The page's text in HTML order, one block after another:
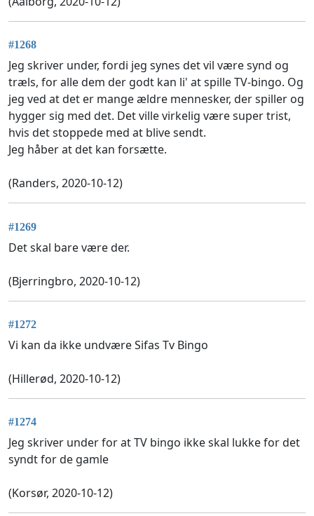
#1268
Jeg skriver under, fordi jeg synes det vil være synd og
træls, for alle dem der godt kan li' at spille TV-bingo. Og
jeg ved at det er mange ældre mennesker, der spiller og
hygger sig med det. Det ville virkelig være super trist,
hvis det stoppede med at blive sendt.
Jeg håber at det kan forsætte.
(Randers, 2020-10-12)
#1269
Det skal bare være der.
(Bjerringbro, 2020-10-12)
#1272
Vi kan da ikke undvære Sifas Tv Bingo
(Hillerød, 2020-10-12)
#1274
Jeg skriver under for at TV bingo ikke skal lukke for det
syndt for de gamle
(Korsør, 2020-10-12)